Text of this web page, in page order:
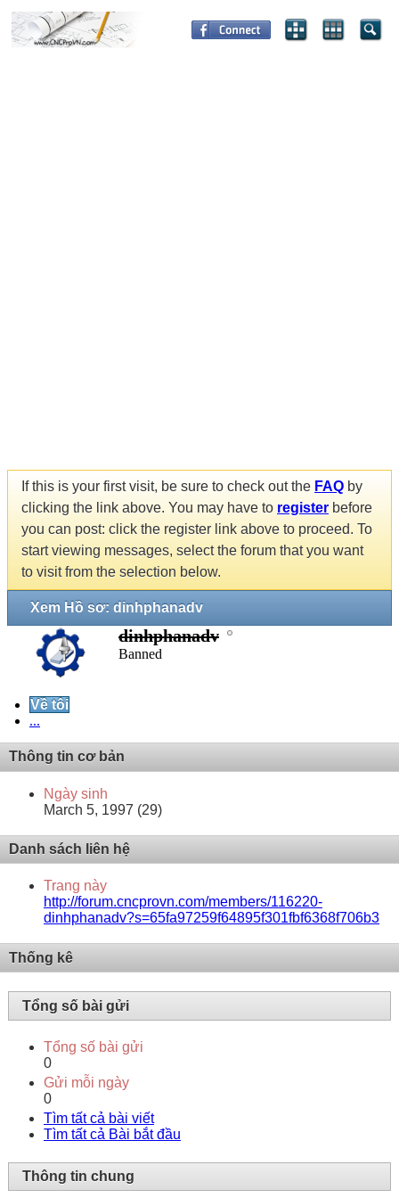
If this is your first visit, be sure to check out the FAQ by
clicking the link above. You may have to register before
you can post: click the register link above to proceed. To
start viewing messages, select the forum that you want
to visit from the selection below.
Xem Hồ sơ: dinhphanadv
dinhphanadv
Banned
Về tôi
...
Thông tin cơ bản
Ngày sinh
March 5, 1997 (29)
Danh sách liên hệ
Trang này
http://forum.cncprovn.com/members/116220-
dinhphanadv?s=65fa97259f64895f301fbf6368f706b3
Thống kê
Tổng số bài gửi
Tổng số bài gửi
0
Gửi mỗi ngày
0
Tìm tất cả bài viết
Tìm tất cả Bài bắt đầu
Thông tin chung